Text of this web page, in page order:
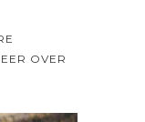
OVER